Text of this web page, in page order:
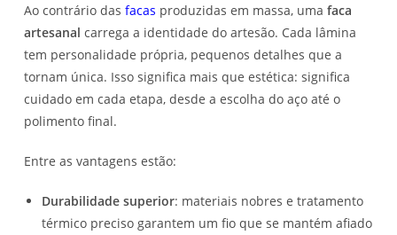
Ao contrário dasfacas produzidas em massa, umafaca
artesanal carrega a identidade do artesão. Cada lâmina
tem personalidade própria, pequenos detalhes que a
tornam única. Isso significa mais que estética: significa
cuidado em cada etapa, desde a escolha do aço até o
polimento final.
Entre as vantagens estão:
Durabilidade superior: materiais nobres e tratamento
térmico preciso garantem um fio que se mantém afiado